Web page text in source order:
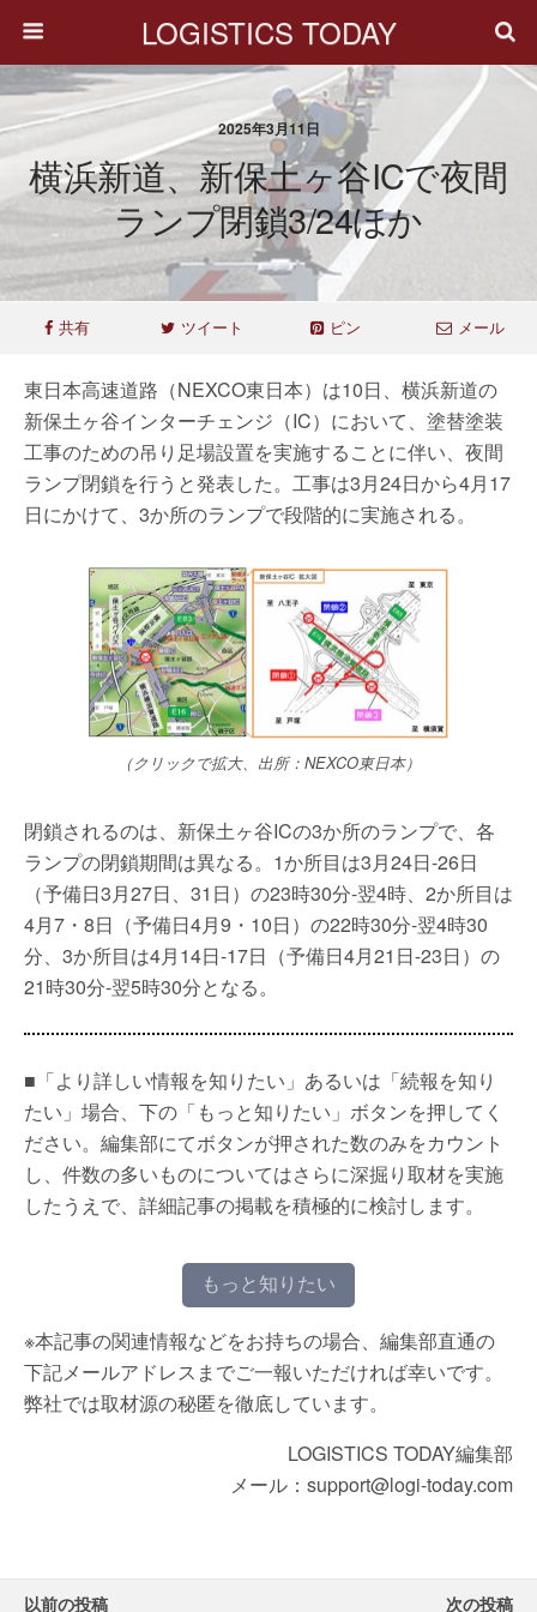
LOGISTICS TODAY
2025年3月11日
横浜新道、新保土ヶ谷ICで夜間
ランプ閉鎖3/24ほか
共有 ツイート ピン メール
東日本高速道路（NEXCO東日本）は10日、横浜新道の
新保土ヶ谷インターチェンジ（IC）において、塗替塗装
工事のための吊り足場設置を実施することに伴い、夜間
ランプ閉鎖を行うと発表した。工事は3月24日から4月17
日にかけて、3か所のランプで段階的に実施される。
（クリックで拡大、出所：NEXCO東日本）
閉鎖されるのは、新保土ヶ谷ICの3か所のランプで、各
ランプの閉鎖期間は異なる。1か所目は3月24日-26日
（予備日3月27日、31日）の23時30分-翌4時、2か所目は
4月7・8日（予備日4月9・10日）の22時30分-翌4時30
分、3か所目は4月14日-17日（予備日4月21日-23日）の
21時30分-翌5時30分となる。
■「より詳しい情報を知りたい」あるいは「続報を知り
たい」場合、下の「もっと知りたい」ボタンを押してく
ださい。編集部にてボタンが押された数のみをカウント
し、件数の多いものについてはさらに深掘り取材を実施
したうえで、詳細記事の掲載を積極的に検討します。
もっと知りたい
※本記事の関連情報などをお持ちの場合、編集部直通の
下記メールアドレスまでご一報いただければ幸いです。
弊社では取材源の秘匿を徹底しています。
LOGISTICS TODAY編集部
メール：support@logi-today.com
以前の投稿 次の投稿